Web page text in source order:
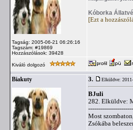
Tagság: 2005-06-21 06:26:16
Tagszám: #19869
Hozzászólások: 39428
Kóborka
[Ezt a
Kiváló dolgozó
Biakuty 3. Elküldve:
BJuli
282. Elküldve:
Most
Zsókába